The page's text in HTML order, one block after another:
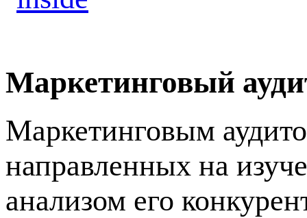
Маркетинговый
Маркетинговым
направленных на
анализом его